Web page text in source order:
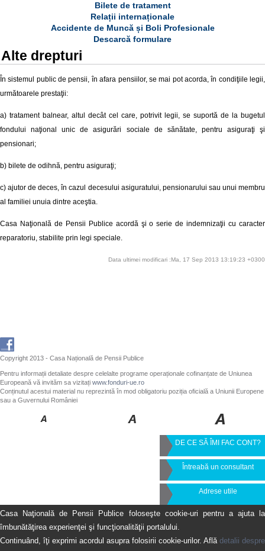
Bilete de tratament
Relații internaționale
Accidente de Muncă și Boli Profesionale
Descarcă formulare
Alte drepturi
În sistemul public de pensii, în afara pensiilor, se mai pot acorda, în condiţiile legii,
următoarele prestaţii:
a) tratament balnear, altul decât cel care, potrivit legii, se suportă de la bugetul
fondului naţional unic de asigurări sociale de sănătate, pentru asiguraţi şi
pensionari;
b) bilete de odihnă, pentru asiguraţi;
c) ajutor de deces, în cazul decesului asiguratului, pensionarului sau unui membru
al familiei unuia dintre aceştia.
Casa Naţională de Pensii Publice acordă şi o serie de indemnizaţii cu caracter
reparatoriu, stabilite prin legi speciale.
Data ultimei modificari :Ma, 17 Sep 2013 13:19:23 +0300
Copyright 2013 - Casa Națională de Pensii Publice
Pentru informații detaliate despre celelalte programe operaționale cofinanțate de Uniunea
Europeană vă invităm sa vizitați www.fonduri-ue.ro
Conținutul acestui material nu reprezintă în mod obligatoriu poziția oficială a Uniunii Europene
sau a Guvernului României
DE CE SĂ ÎMI FAC CONT?
Întreabă un consultant
Adrese utile
Casa Naţională de Pensii Publice foloseşte cookie-uri pentru a ajuta la
îmbunătăţirea experienţei şi funcţionalităţii portalului.
Continuând, îţi exprimi acordul asupra folosirii cookie-urilor. Află detalii despre